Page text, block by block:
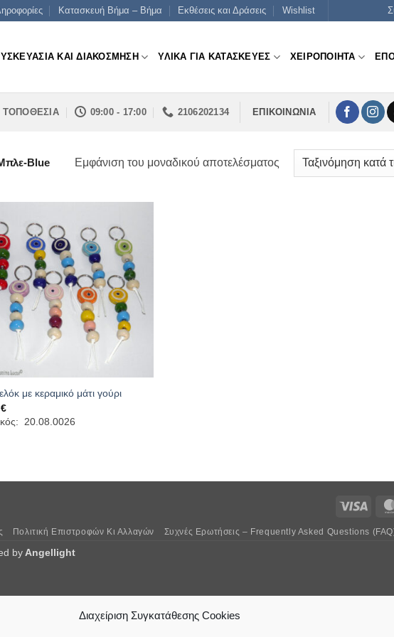
Διαχείριση Συγκατάθεσης Cookies
Κατασκευή Βήμα – Βήμα Εκθέσεις και Δράσεις Wishlist
ΚΑΙ ΔΙΑΚΟΣΜΗΣΗ ΥΛΙΚΑ ΓΙΑ ΚΑΤΑΣΚΕΥΕΣ ΧΕΙΡΟΠΟΙΗΤΑ
ΤΟΠΟΘΕΣΙΑ 09:00 - 17:00 2106202134 ΕΠΙΚΟΙΝΩΝΙΑ
Blue Εμφάνιση του μοναδικού αποτελέσματος
με κεραμικό μάτι γούρι
€
20.08.0026
Visa
Πολιτική Επιστροφών Κι Αλλαγών Συχνές Ερωτήσεις – Frequently Asked Questions
by Angellight